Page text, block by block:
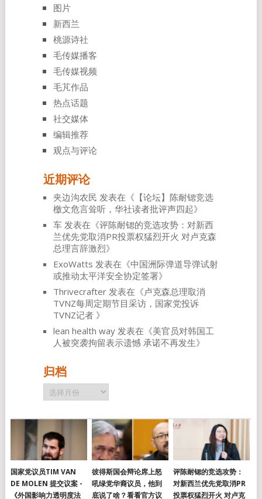
图片
新西兰
桃源诗社
毛传媒播客
毛传媒视频
毛芃作品
热点话题
社交媒体
编辑推荐
观点与评论
近期评论
夹边沟农民 发表在《 【论坛】陈耐锶竞选
檄文危言耸听，华社读者批评声四起》
车发表在《评陈耐锶的竞选攻势：对新西
兰优先党取消PR投票权猛烈开火 对卢克森
总理言辞激烈》
ExoWatts 发表在《中国洲际弹道导弹试射
或推动太平洋安全协定签署》
Thrivecrafter发表在《卢克森总理取消
TVNZ每周定期节目采访，国家党投诉
TVNZ记者 》
lean health way发表在《美官员对韩国工
人被突袭拘留表示遗憾 承诺不再发生》
归档
归
档
国家党议员TIM VAN
DE MOLEN 提交议案 -
《外国影响力透明度法
彼得斯国会辩论席上怒
吼绿党华裔议员，他到
底说了啥？看看官方议
评陈耐锶的竞选攻势：
对新西兰优先党取消PR
投票权猛烈开火 对卢克